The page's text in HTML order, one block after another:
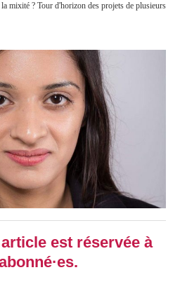
mixité ? Tour d'horizon des projets de plusieurs
est réservée à